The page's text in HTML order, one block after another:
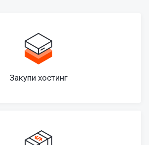
Закупи хостинг